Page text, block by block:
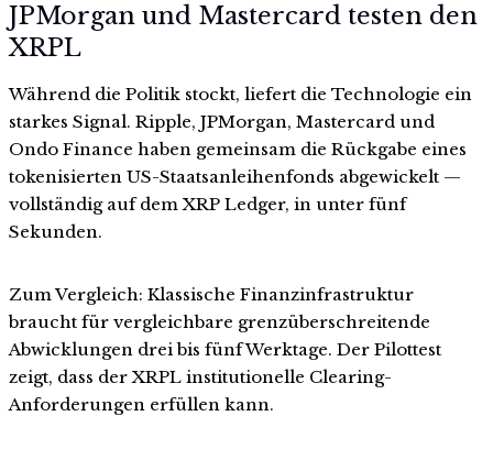
JPMorgan und Mastercard testen den
XRPL
Während die Politik stockt, liefert die Technologie ein
starkes Signal. Ripple, JPMorgan, Mastercard und
Ondo Finance haben gemeinsam die Rückgabe eines
tokenisierten US-Staatsanleihenfonds abgewickelt —
vollständig auf dem XRP Ledger, in unter fünf
Sekunden.
Zum Vergleich: Klassische Finanzinfrastruktur
braucht für vergleichbare grenzüberschreitende
Abwicklungen drei bis fünf Werktage. Der Pilottest
zeigt, dass der XRPL institutionelle Clearing-
Anforderungen erfüllen kann.